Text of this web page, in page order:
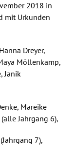
2018 in
mit Urkunden
Dreyer,
Möllenkamp,
Janik
Mareike
Jahrgang 6),
7),